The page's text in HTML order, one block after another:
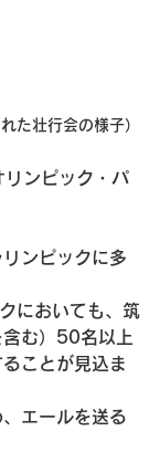
た壮行会の様子）
ンピック・パ
ンピックに多
においても、筑
む）50名以上
ことが見込ま
エールを送る